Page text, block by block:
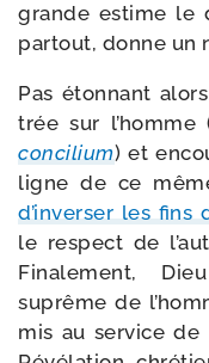
grande estime le
par­tout, donne un
Pas éton­nant
trée sur l’homme
conci­lium) et
ligne de ce
d’inverser les fins
le res­pect de
Finalement,
suprême de
mis au ser­vice